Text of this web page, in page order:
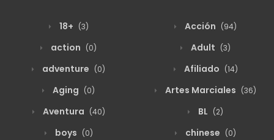
18+ (3) Acción (94)
action (0) Adult (3)
adventure (0) Afiliado (14)
Aging (0) Artes Marciales (36)
Aventura (40) BL (2)
boys (0) chinese (0)